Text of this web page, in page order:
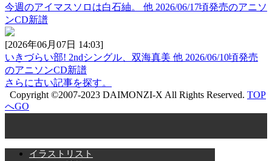
今週のアイマスソロは白石紬。 他 2026/06/17頃発売のアニソ
ンCD新譜
[2026年06月07日 14:03]
いきづらい部! 2ndシングル、双海真美 他 2026/06/10頃発売
のアニソンCD新譜
さらに古い記事を探す。
Copyright ©2007-2023 DAIMONZI-X All Rights Reserved. TOP
へGO
イラストリスト